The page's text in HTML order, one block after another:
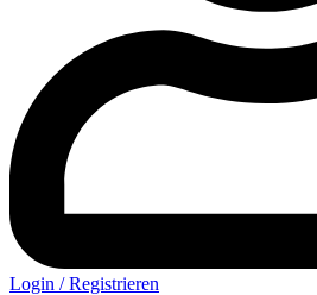
Login / Registrieren